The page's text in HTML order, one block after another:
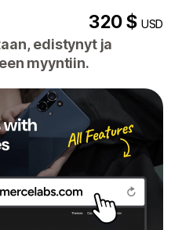
320 $USD
edistynyt ja
myyntiin.